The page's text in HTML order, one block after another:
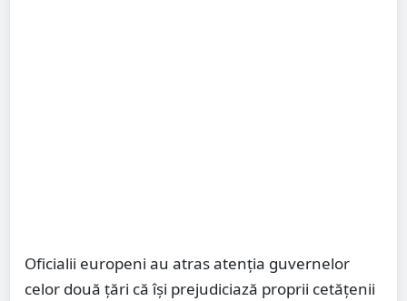
Oficialii europeni au atras atenția guvernelor
celor două țări că își prejudiciază proprii cetățenii